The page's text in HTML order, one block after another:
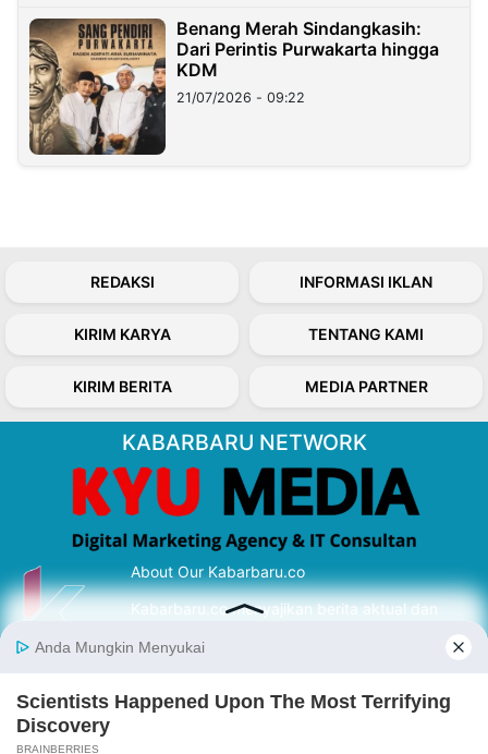
Benang Merah Sindangkasih:
Dari Perintis Purwakarta hingga
KDM
21/07/2026 - 09:22
REDAKSI INFORMASI IKLAN
KIRIM KARYA TENTANG KAMI
KIRIM BERITA MEDIA PARTNER
KABARBARU NETWORK
About Our Kabarbaru.co
Kabarbaru.co menyajikan berita aktual dan
serta terverifikasi dari sumber yang tepat.
Follow Kabarbaru